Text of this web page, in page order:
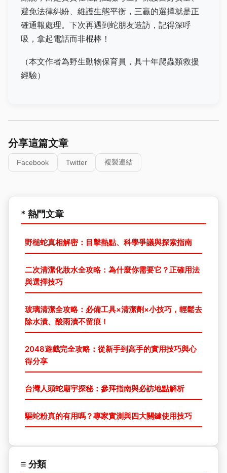
避免法律糾紛、維護生態平衡，三贏的選擇就是正
確通報處理。下次再遇到蛇朋友造訪，記得深呼
吸，拿起電話而非棍棒！
（本文作者為野生動物保育員，具十年爬蟲類救援
經驗）
分享這篇文章
Facebook Twitter 複製連結
* 熱門文章
野槌蛇真相解密：目擊熱點、科學爭議與探索指南
二次清潔化妝水全攻略：為什麼你需要它？正確用法
與選擇技巧
玻璃清潔全攻略：必備工具×清潔劑×小技巧，輕鬆去
除水漬、酸雨漬不留痕！
2048遊戲完全攻略：從新手到高手的實用技巧與心
得分享
台灣人頭蛇廟宇探秘：參拜指南與必訪地點解析
驅蛇粉真的有用嗎？專家實測與四大關鍵使用技巧
≡ 分類